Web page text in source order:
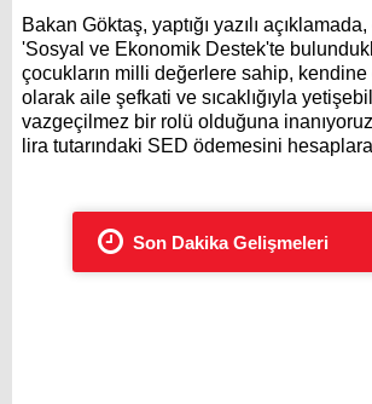
Bakan Göktaş, yaptığı yazılı
'Sosyal ve Ekonomik Destek'te
çocukların milli değerlere sahip, kendine
olarak aile şefkati ve sıcaklığıyla
vazgeçilmez bir rolü olduğuna
lira tutarındaki SED ödemesini
Son Dakika Gelişmeleri